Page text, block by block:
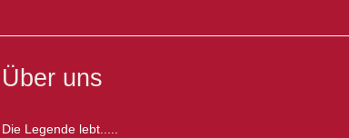
Über uns
Die Legende lebt.....